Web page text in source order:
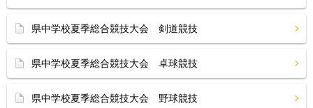
県中学校夏季総合競技大会 剣道競技
県中学校夏季総合競技大会 卓球競技
県中学校夏季総合競技大会 野球競技